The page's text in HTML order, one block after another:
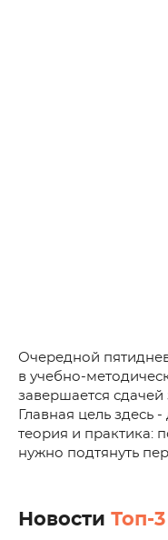
Очередной
в учебно-
завершается сдачей
Главная цель здесь
теория и практика:
нужно подтянуть
Новости Топ-3